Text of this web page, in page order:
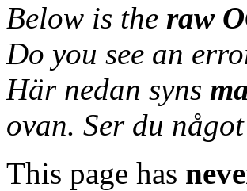
Below is the raw
Do you see an
Här nedan syns
ovan. Ser du
This page has